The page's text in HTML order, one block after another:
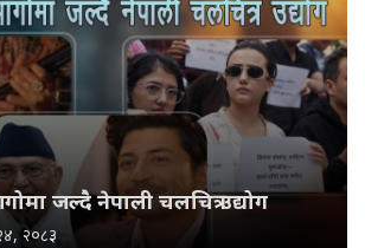
जल्दै नेपाली चलचित्र उद्योग
२०८३